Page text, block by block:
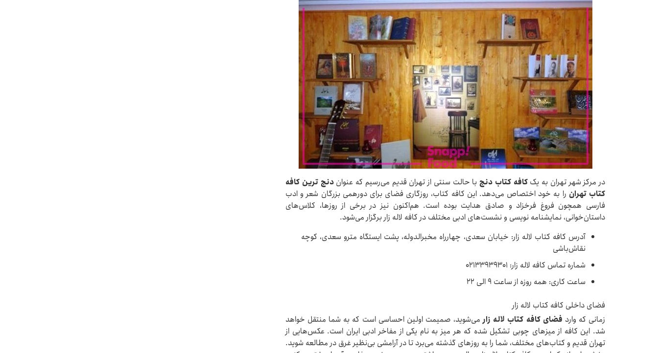
در مرکز شهر تهران به یککافه کتاب دنج با حالت سنتی از تهران قدیم می‌رسیم که عنواندنج ترین کافه
کتاب تهران را به خود اختصاص می‌دهد. این کافه کتاب، روزگاری فضای برای دورهمی بزرگان شعر و ادب
فارسی همچون فروغ فرخزاد و صادق هدایت بوده است. هم‌اکنون نیز در برخی از روزها، کلاس‌های
داستان‌خوانی، نمایشنامه نویسی و نشست‌های ادبی مختلف در کافه لاله زار برگزار می‌شود.
آدرس کافه کتاب لاله زار: خیابان سعدی، چهارراه مخبرالدوله، پشت ایستگاه مترو سعدی، کوچه
نقاش‌باشی
شماره تماس کافه لاله زار: 02133939301
ساعت کاری: همه روزه از ساعت ۹ الی ۲۲
فضای داخلی کافه کتاب لاله زار
زمانی که وارد فضای کافه کتاب لاله زارمی‌شوید، صمیمت اولین احساسی است که به شما منتقل خواهد
شد. این کافه از میزهای چوبی تشکیل شده که هر میز به نام یکی از مفاخر ادبی ایران است. عکس‌هایی از
تهران قدیم و کتاب‌های مختلف، شما را به روزهای گذشته می‌برد تا در آرامشی بی‌نظیر غرق در مطالعه شوید.